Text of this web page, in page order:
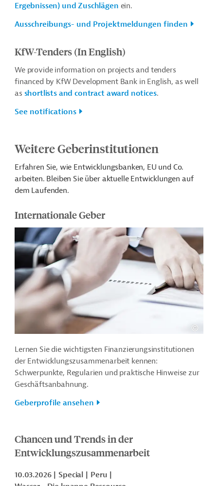
Ergebnissen) und Zuschlägen ein.
Ausschreibungs- und Projektmeldungen finden
KfW-Tenders (In English)
We provide information on projects and tenders
financed by KfW Development Bank in English, as well
as shortlists and contract award notices.
See notifications
Weitere Geberinstitutionen
Erfahren Sie, wie Entwicklungsbanken, EU und Co.
arbeiten. Bleiben Sie über aktuelle Entwicklungen auf
dem Laufenden.
Internationale Geber
Lernen Sie die wichtigsten Finanzierungsinstitutionen
der Entwicklungszusammenarbeit kennen:
Schwerpunkte, Regularien und praktische Hinweise zur
Geschäftsanbahnung.
Geberprofile ansehen
Chancen und Trends in der
Entwicklungszusammenarbeit
10.03.2026 Special
Peru